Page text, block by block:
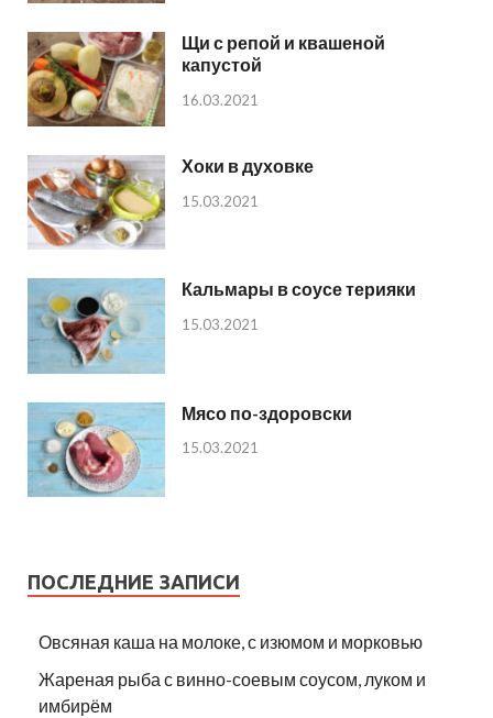
Щи с репой и квашеной
капустой
16.03.2021
Хоки в духовке
15.03.2021
Кальмары в соусе терияки
15.03.2021
Мясо по-здоровски
15.03.2021
ПОСЛЕДНИЕ ЗАПИСИ
Овсяная каша на молоке, с изюмом и морковью
Жареная рыба с винно-соевым соусом, луком и
имбирём